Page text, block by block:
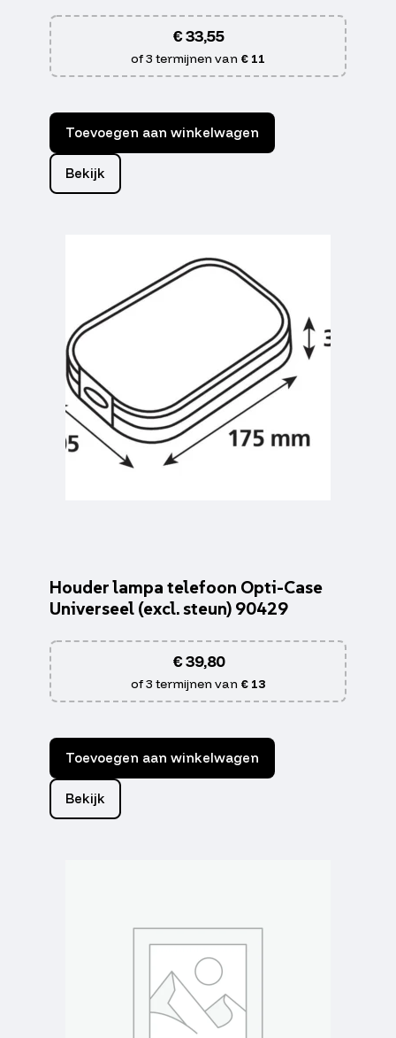
€33,55
of 3 termijnen van € 11
Toevoegen aan winkelwagen
Bekijk
Houder lampa telefoon Opti-Case
Universeel (excl. steun) 90429
€39,80
of 3 termijnen van € 13
Toevoegen aan winkelwagen
Bekijk